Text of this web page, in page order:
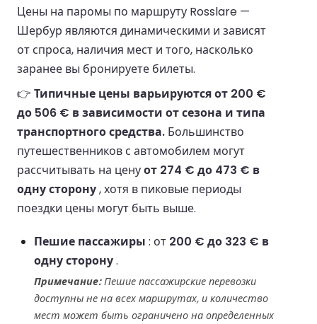
Цены на паромы по маршруту Rosslare —
Шербур являются динамическими и зависят
от спроса, наличия мест и того, насколько
заранее вы бронируете билеты.
👉 Типичные цены варьируются от 200 €
до 506 € в зависимости от сезона и типа
транспортного средства. Большинство
путешественников с автомобилем могут
рассчитывать на ценуот 274 € до 473 € в
одну сторону, хотя в пиковые периоды
поездки цены могут быть выше.
Пешие пассажиры : от 200 € до 323 € в
одну сторону.
Примечание:Пешие пассажирские перевозки
доступны не на всех маршрутах, и количество
мест может быть ограничено на определенных